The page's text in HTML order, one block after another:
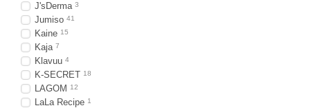
J'sDerma 3
Jumiso 41
Kaine 15
Kaja 7
Klavuu 4
K-SECRET 18
LAGOM 12
LaLa Recipe 1